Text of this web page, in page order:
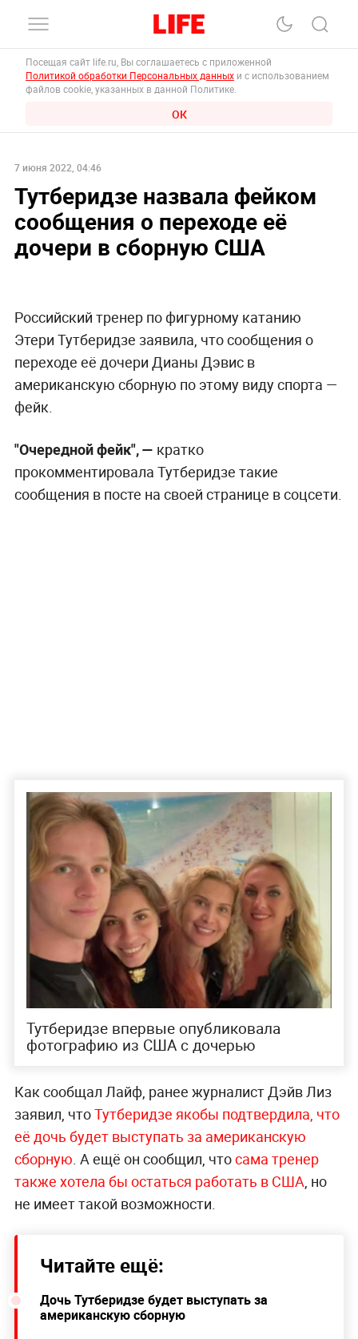
Посещая сайт life.ru, Вы соглашаетесь с приложенной
Политикой обработки Персональных данных и с использованием
файлов cookie, указанных в данной Политике.
ОК
7 июня 2022, 04:46
Тутберидзе назвала фейком
сообщения о переходе её
дочери в сборную США
Российский тренер по фигурному катанию
Этери Тутберидзе заявила, что сообщения о
переходе её дочери Дианы Дэвис в
американскую сборную по этому виду спорта —
фейк.
"Очередной фейк", — кратко
прокомментировала Тутберидзе такие
сообщения в посте на своей странице в соцсети.
Тутберидзе впервые опубликовала
фотографию из США с дочерью
Как сообщал Лайф, ранее журналист Дэйв Лиз
заявил, чтоТутберидзе якобы подтвердила, что
её дочь будет выступать за американскую
сборную . А ещё он сообщил, чтосама тренер
также хотела бы остаться работать в США , но
не имеет такой возможности.
Читайте ещё:
Дочь Тутберидзе будет выступать за
американскую сборную